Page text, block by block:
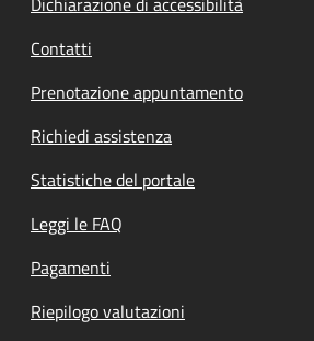
Contatti
Prenotazione appuntamento
Richiedi assistenza
Statistiche del portale
Leggi le FAQ
Pagamenti
Riepilogo valutazioni